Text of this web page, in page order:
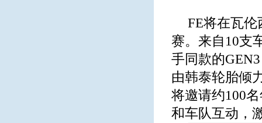
FE将在瓦
赛。来自10支
手同款的
由韩泰轮胎倾
将邀请约100
和车队互动，